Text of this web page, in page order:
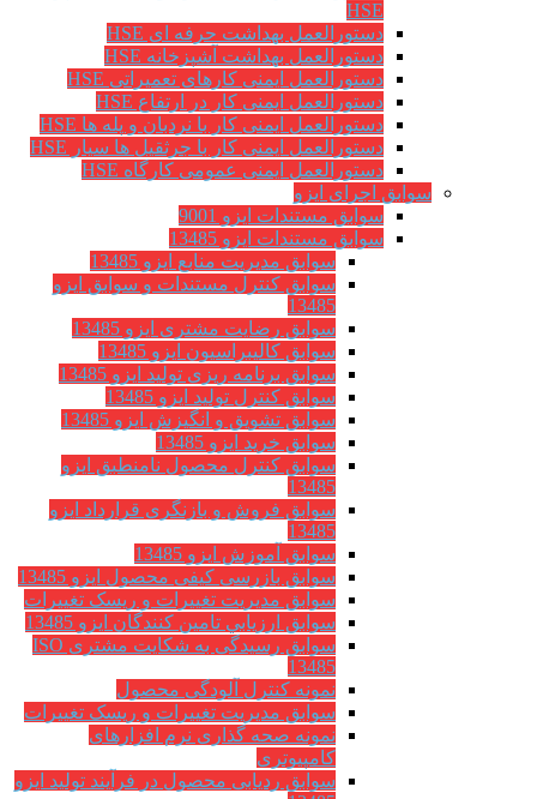
دستورالعمل بهداشت حرفه ای HSE
دستورالعمل بهداشت آشپزخانه HSE
دستورالعمل ایمنی کارهای تعمیراتی HSE
دستورالعمل ایمنی کار در ارتفاع HSE
دستورالعمل ایمنی کار با نردبان و پله ها HSE
دستورالعمل ایمنی کار با جرثقیل ها سیار HSE
دستورالعمل ایمنی عمومی کارگاه HSE
اجرای ایزو
سوابق مستندات ایزو 9001
سوابق مستندات ایزو 13485
سوابق مدیریت منابع ایزو 13485
سوابق کنترل مستندات و سوابق ایزو
سوابق رضایت مشتری ایزو 13485
سوابق كاليبراسيون ایزو 13485
سوابق برنامه ریزی تولید ایزو 13485
سوابق کنترل تولید ایزو 13485
سوابق تشویق و انگیزش ایزو 13485
سوابق خرید ایزو 13485
سوابق کنترل محصول نامنطبق ایزو
سوابق فروش و بازنگری قرارداد ایزو
سوابق آموزش ایزو 13485
سوابق بازرسی کیفی محصول ایزو 13485
سوابق مدیریت تغییرات و ریسک تغییرات
سوابق ارزيابي تامين كنندگان ایزو 13485
سوابق رسیدگی به شکایت مشتری ISO
نمونه کنترل آلودگی محصول
سوابق مدیریت تغییرات و ریسک تغییرات
نمونه صحه گذاری نرم افزارهای
سوابق ردیابی محصول در فرآیند تولید ایزو